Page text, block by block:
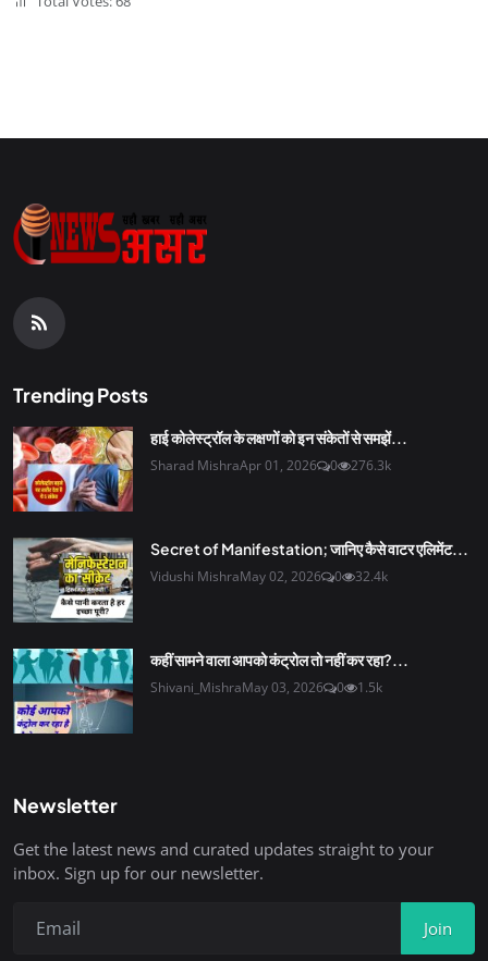
Trending Posts
हाई कोलेस्ट्रॉल के लक्षणों को इन संकेतों से समझें...
Sharad MishraApr 01, 2026 0 276.3k
Secret of Manifestation; जानिए कैसे वाटर एलिमेंट...
Vidushi MishraMay 02, 2026 0 32.4k
कहीं सामने वाला आपको कंट्रोल तो नहीं कर रहा?...
Shivani_MishraMay 03, 2026 0 1.5k
Newsletter
Get the latest news and curated updates straight to your
inbox. Sign up for our newsletter.
Join